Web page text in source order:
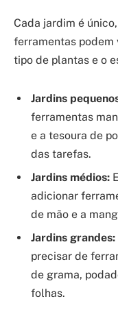
Cada jardim é
ferramentas podem
tipo de plantas e o
Jardins
ferramentas
e a tesoura de
das tarefas.
Jardins médios:
adicionar
de mão e a
Jardins grandes:
precisar de
de grama,
folhas.